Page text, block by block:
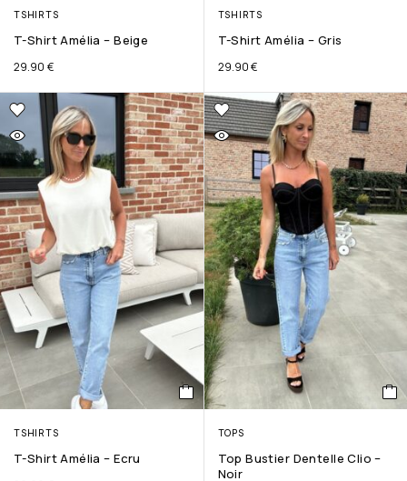
TSHIRTS
T-Shirt Amélia – Beige
29.90 €
TSHIRTS
T-Shirt Amélia – Gris
29.90€
TSHIRTS
T-Shirt Amélia – Ecru
TOPS
Top Bustier Dentelle Clio –
Noir